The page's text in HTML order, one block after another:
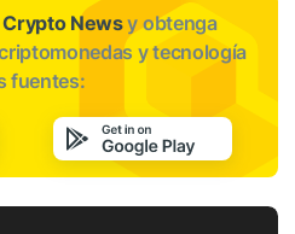
Crypto Newsy obtenga
y tecnología
fuentes: